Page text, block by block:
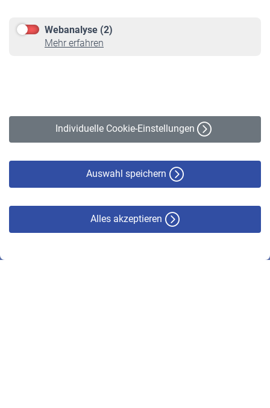
Webanalyse (2)
Mehr erfahren
Individuelle Cookie-Einstellungen
Auswahl speichern
Alles akzeptieren
Online-Rechner
VBLnewsletter
Erklärung zur Barrierefreiheit
© VBL 2026